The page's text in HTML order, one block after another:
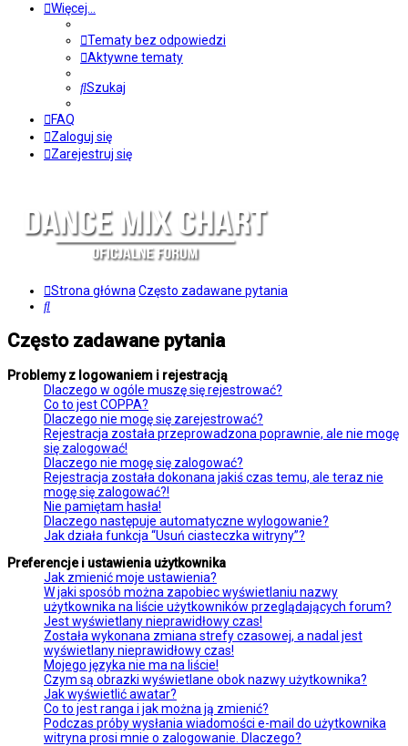
Więcej…
Tematy bez odpowiedzi
Aktywne tematy
Szukaj
FAQ
Zaloguj się
Zarejestruj się
Strona główna Często zadawane pytania
Szukaj
Często zadawane pytania
Problemy z logowaniem i rejestracją
Dlaczego w ogóle muszę się rejestrować?
Co to jest COPPA?
Dlaczego nie mogę się zarejestrować?
Rejestracja została przeprowadzona poprawnie, ale nie mogę
się zalogować!
Dlaczego nie mogę się zalogować?
Rejestracja została dokonana jakiś czas temu, ale teraz nie
mogę się zalogować?!
Nie pamiętam hasła!
Dlaczego następuje automatyczne wylogowanie?
Jak działa funkcja “Usuń ciasteczka witryny”?
Preferencje i ustawienia użytkownika
Jak zmienić moje ustawienia?
W jaki sposób można zapobiec wyświetlaniu nazwy
użytkownika na liście użytkowników przeglądających forum?
Jest wyświetlany nieprawidłowy czas!
Została wykonana zmiana strefy czasowej, a nadal jest
wyświetlany nieprawidłowy czas!
Mojego języka nie ma na liście!
Czym są obrazki wyświetlane obok nazwy użytkownika?
Jak wyświetlić awatar?
Co to jest ranga i jak można ją zmienić?
Podczas próby wysłania wiadomości e-mail do użytkownika
witryna prosi mnie o zalogowanie. Dlaczego?